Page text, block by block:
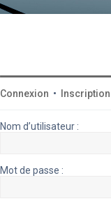
Connexion • Inscription
Nom d’utilisateur :
Mot de passe :